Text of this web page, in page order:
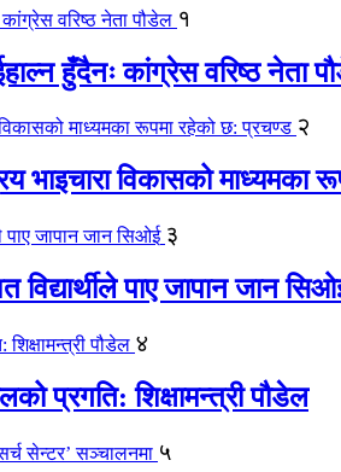
१
हुँदैनः कांग्रेस वरिष्ठ नेता
२
भाइचारा विकासको माध्यमका
३
पाए जापान जान
४
प्रगति: शिक्षामन्त्री पौडेल
५